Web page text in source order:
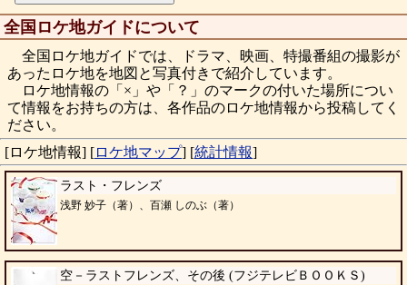
全国ロケ地ガイドについて
全国ロケ地ガイドでは、ドラマ、映画、特撮番組の撮影が
あったロケ地を地図と写真付きで紹介しています。
ロケ地情報の「×」や「？」のマークの付いた場所につい
て情報をお持ちの方は、各作品のロケ地情報から投稿してく
ださい。
[ロケ地情報] [ロケ地マップ] [統計情報]
ラスト・フレンズ
浅野 妙子（著）、百瀬 しのぶ（著）
空－ラストフレンズ、その後 (フジテレビＢＯＯＫＳ)